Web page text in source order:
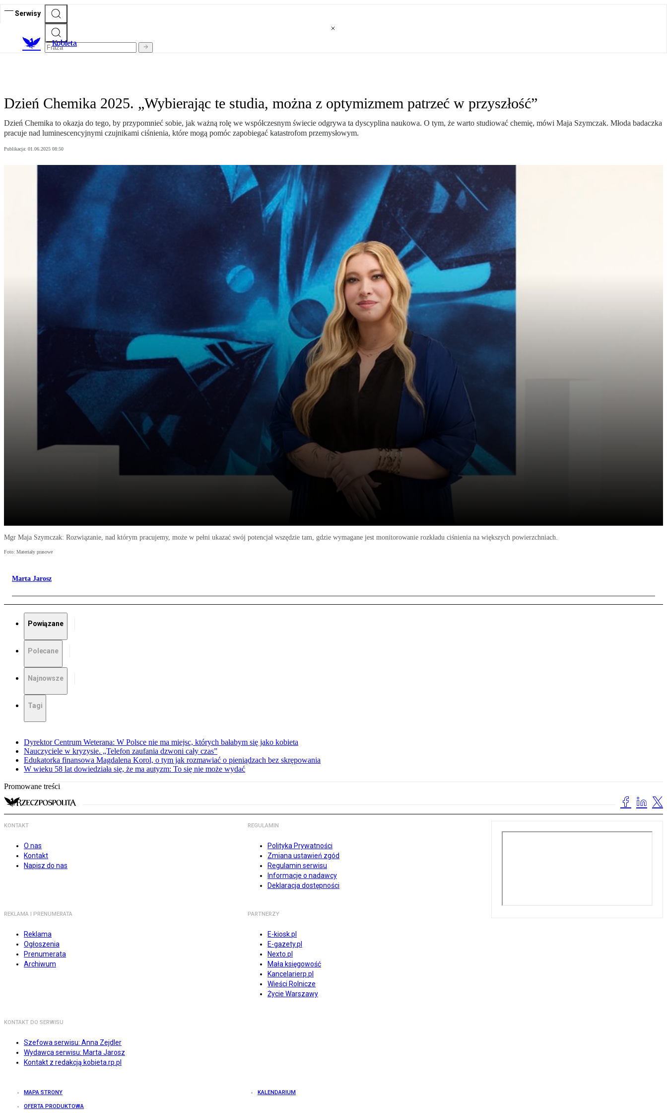
Serwisy
Kobieta
Dzień Chemika 2025. „Wybierając te studia, można z optymizmem patrzeć w przyszłość”
Dzień Chemika to okazja do tego, by przypomnieć sobie, jak ważną rolę we współczesnym świecie odgrywa ta dyscyplina naukowa. O tym, że warto studiować chemię, mówi Maja Szymczak. Młoda badaczka
pracuje nad luminescencyjnymi czujnikami ciśnienia, które mogą pomóc zapobiegać katastrofom przemysłowym.
Publikacja: 01.06.2025 08:50
Mgr Maja Szymczak: Rozwiązanie, nad którym pracujemy, może w pełni ukazać swój potencjał wszędzie tam, gdzie wymagane jest monitorowanie rozkładu ciśnienia na większych powierzchniach.
Foto: Materiały prasowe
Marta Jarosz
Powiązane
Polecane
Najnowsze
Tagi
Dyrektor Centrum Weterana: W Polsce nie ma miejsc, których bałabym się jako kobieta
Nauczyciele w kryzysie. „Telefon zaufania dzwoni cały czas”
Edukatorka finansowa Magdalena Korol, o tym jak rozmawiać o pieniądzach bez skrępowania
W wieku 58 lat dowiedziała się, że ma autyzm: To się nie może wydać
Promowane treści
KONTAKT
O nas
Kontakt
Napisz do nas
REGULAMIN
Polityka Prywatności
Zmiana ustawień zgód
Regulamin serwisu
Informacje o nadawcy
Deklaracja dostępności
REKLAMA I PRENUMERATA
Reklama
Ogłoszenia
Prenumerata
Archiwum
PARTNERZY
E-kiosk.pl
E-gazety.pl
Nexto.pl
Mała księgowość
Kancelarierp.pl
Wieści Rolnicze
Życie Warszawy
KONTAKT DO SERWISU
Szefowa serwisu: Anna Zejdler
Wydawca serwisu: Marta Jarosz
Kontakt z redakcją kobieta.rp.pl
MAPA STRONY KALENDARIUM
OFERTA PRODUKTOWA